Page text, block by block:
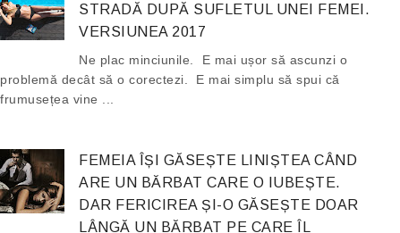
STRADĂ DUPĂ SUFLETUL UNEI FEMEI.
VERSIUNEA 2017
Ne plac minciunile. E mai ușor să ascunzi o
problemă decât să o corectezi. E mai simplu să spui că
frumusețea vine ...
FEMEIA ÎȘI GĂSEȘTE LINIȘTEA CÂND
ARE UN BĂRBAT CARE O IUBEȘTE.
DAR FERICIREA ȘI-O GĂSEȘTE DOAR
LÂNGĂ UN BĂRBAT PE CARE ÎL